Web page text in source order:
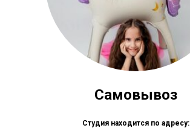
Самовывоз
Студия находится по адресу: